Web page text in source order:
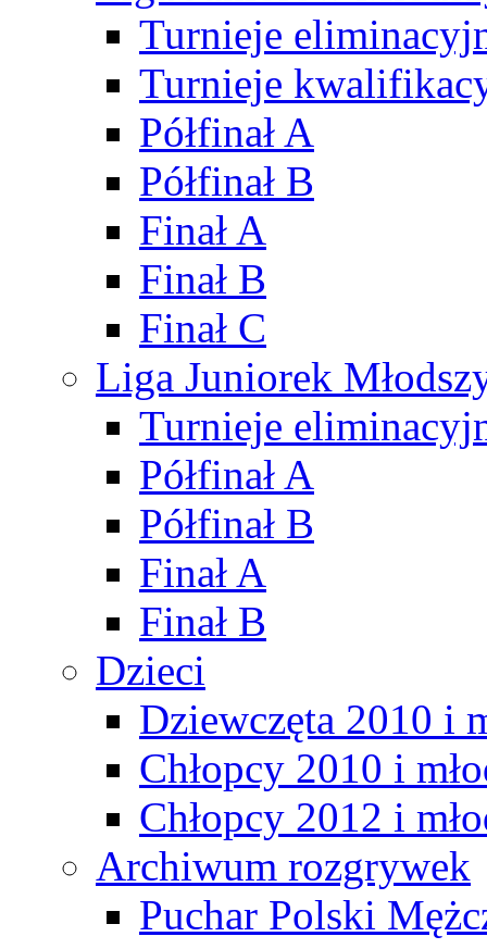
Turnieje
Turnieje
Półfinał A
Półfinał B
Finał A
Finał B
Finał C
Liga Juniorek
Turnieje
Półfinał A
Półfinał B
Finał A
Finał B
Dzieci
Dziewczęta 2010 i
Chłopcy 2010 i
Chłopcy 2012 i
Archiwum rozgrywek
Puchar Polski